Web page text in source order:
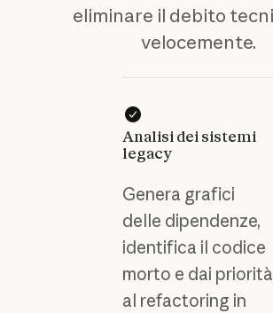
eliminare il debito
velocemente.
Analisi dei sistemi
legacy
Genera grafici
delle dipendenze,
identifica il codice
morto e dai priorità
al refactoring in